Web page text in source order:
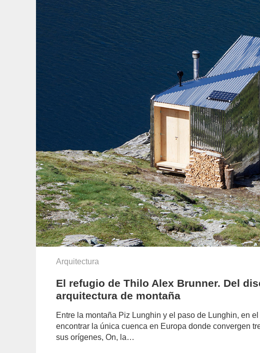
Arquitectura
El refugio de Thilo Alex Brunner. Del
arquitectura de montaña
Entre la montaña Piz Lunghin y el paso de Lunghin, en
encontrar la única cuenca en Europa donde convergen
sus orígenes, On, la…